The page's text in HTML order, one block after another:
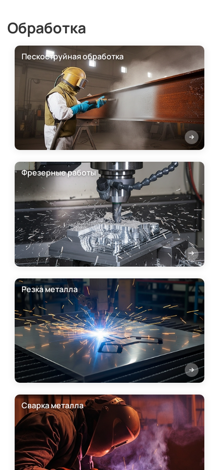
Обработка
Пескоструйная обработка
Фрезерные работы
Резка металла
Сварка металла